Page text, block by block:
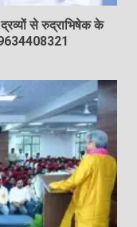
द्रव्यों से रुद्राभिषेक के
9634408321